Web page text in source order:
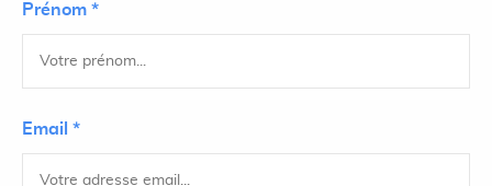
Prénom *
Email *